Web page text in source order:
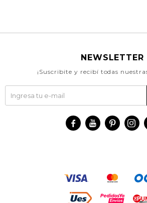
NEWSLETTER
¡Suscribite y recibí todas
   